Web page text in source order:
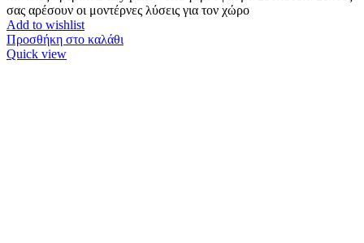
σας αρέσουν οι μοντέρνες λύσεις για τον χώρο
Add to wishlist
Προσθήκη στο καλάθι
Quick view